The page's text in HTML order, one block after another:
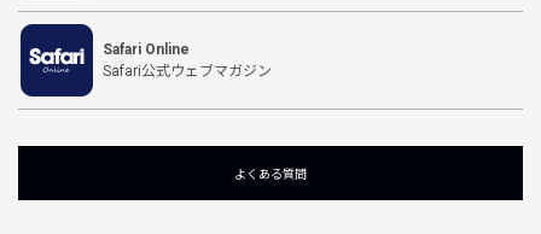
Safari Online
Safari公式ウェブマガジン
よくある質問